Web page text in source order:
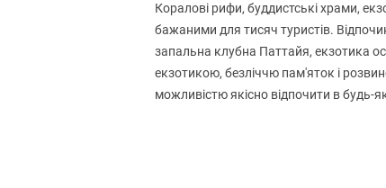
Коралові рифи, буддистські храми,
бажаними для тисяч туристів.
запальна клубна Паттайя, екзотика
екзотикою, безліччю пам'яток і
можливістю якісно відпочити в будь-